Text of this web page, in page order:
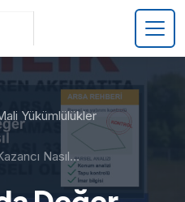
Yükümlülükler
Nasıl…